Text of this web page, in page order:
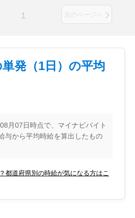
1 次のページへ
発（1日）の平均
月07日時点で、マイナビバイト
与から平均時給を算出したもの
都道府県別の時給が気になる方はこ